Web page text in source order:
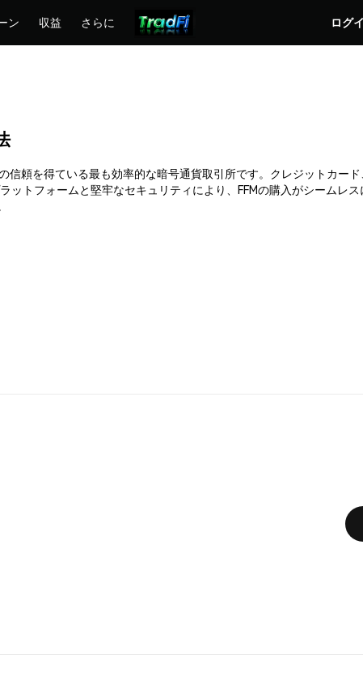
ン 収益 さらに ログ
信頼を得ている最も効率的な暗号通貨取引所です。クレジットカー
トフォームと堅牢なセキュリティにより、FFMの購入がシームレ